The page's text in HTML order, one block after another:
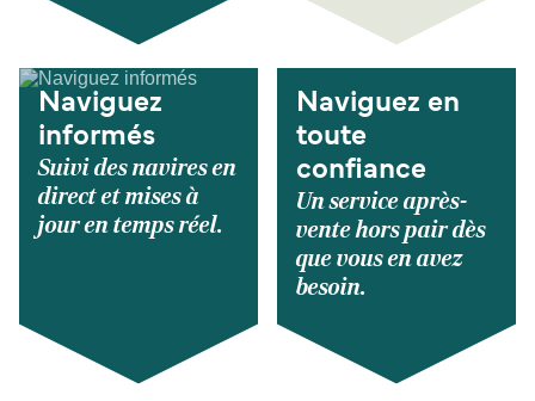
Naviguez
informés
Suivi des navires en
direct et mises à
jour en temps réel.
Naviguez en
toute
confiance
Un service après-
vente hors pair dès
que vous en avez
besoin.